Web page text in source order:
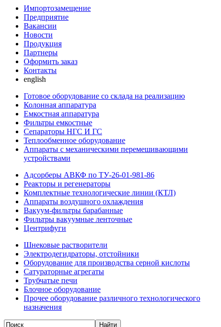
Импортозамещение
Предприятие
Вакансии
Новости
Продукция
Партнеры
Оформить заказ
Контакты
english
Готовое оборудование со склада на реализацию
Колонная аппаратура
Емкостная аппаратура
Фильтры емкостные
Сепараторы НГС И ГС
Теплообменное оборудование
Аппараты с механическими перемешивающими
устройствами
Адсорберы АВКФ по ТУ-26-01-981-86
Реакторы и регенераторы
Комплектные технологические линии (КТЛ)
Аппараты воздушного охлаждения
Вакуум-фильтры барабанные
Фильтры вакуумные ленточные
Центрифуги
Шнековые растворители
Электродегидраторы, отстойники
Оборудование для производства серной кислоты
Сатураторные агрегаты
Трубчатые печи
Блочное оборудование
Прочее оборудование различного технологического
назначения